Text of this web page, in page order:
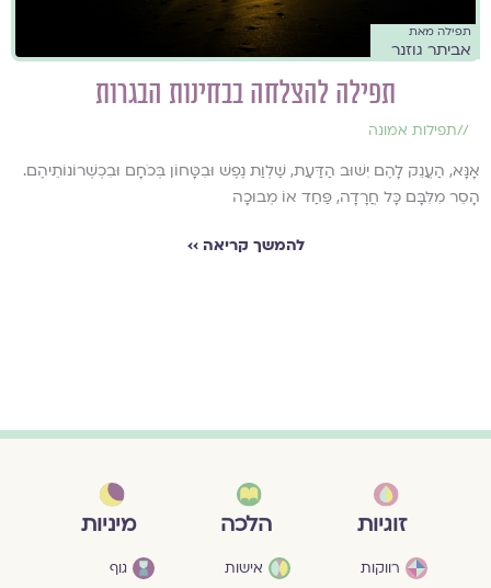
תפילה מאת
אביתר גוזנר
תפילה להצלחה בבחינות הבגרות
//תפילות אמונה
אָנָּא, הַעֲנֵק לָהֶם יִשּׁוּב הַדַּעַת, שַׁלְוַת נֶפֶשׁ וּבִטָּחוֹן בְּכֹחָם וּבִכְשְׁרוֹנוֹתֵיהֶם.
הָסֵר מִלִּבָּם כָּל חֲרָדָה, פַּחַד אוֹ מְבוּכָה
להמשך קריאה ››
זוגיות
רווקות
הלכה
אישות
מיניות
גוף